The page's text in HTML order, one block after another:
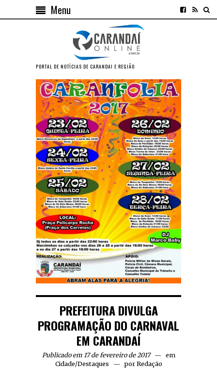
Menu
PORTAL DE NOTÍCIAS DE CARANDAI E REGIÃO
PREFEITURA DIVULGA
PROGRAMAÇÃO DO CARNAVAL
EM CARANDAÍ
Publicado em 17 de fevereiro de 2017
em
Cidade/Destaques por Redação